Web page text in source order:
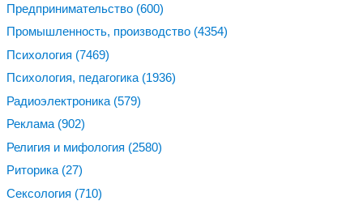
Предпринимательство (600)
Промышленность, производство (4354)
Психология (7469)
Психология, педагогика (1936)
Радиоэлектроника (579)
Реклама (902)
Религия и мифология (2580)
Риторика (27)
Сексология (710)